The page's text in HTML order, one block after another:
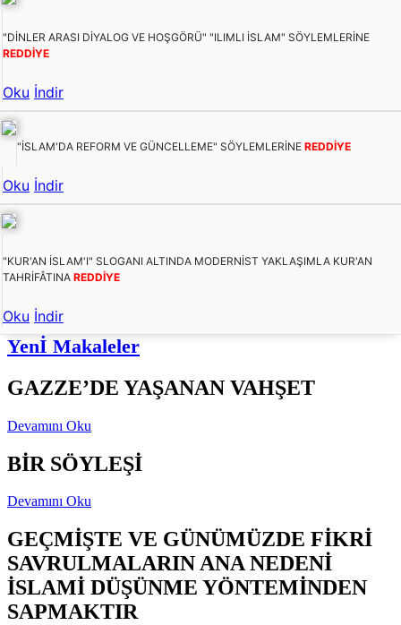
"DİNLER ARASI DİYALOG VE HOŞGÖRÜ" "ILIMLI İSLAM" SÖYLEMLERİNE
REDDİYE
Oku İndir
"İSLAM'DA REFORM VE GÜNCELLEME" SÖYLEMLERİNE REDDİYE
Oku İndir
"KUR'AN İSLAM'I" SLOGANI ALTINDA MODERNİST YAKLAŞIMLA KUR'AN
TAHRİFÂTINA REDDİYE
Oku İndir
Yenİ Makaleler
GAZZE’DE YAŞANAN VAHŞET
Devamını Oku
BİR SÖYLEŞİ
Devamını Oku
GEÇMİŞTE VE GÜNÜMÜZDE FİKRİ
SAVRULMALARIN ANA NEDENİ
İSLAMİ DÜŞÜNME YÖNTEMİNDEN
SAPMAKTIR